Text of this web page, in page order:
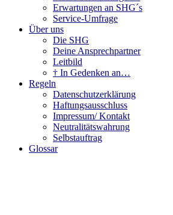
Erwartungen an SHG´s
Service-Umfrage
Über uns
Die SHG
Deine Ansprechpartner
Leitbild
† In Gedenken an…
Regeln
Datenschutzerklärung
Haftungsausschluss
Impressum/ Kontakt
Neutralitätswahrung
Selbstauftrag
Glossar